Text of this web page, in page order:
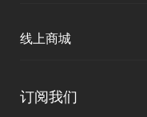
申请成为伙伴
线上商城
订阅我们